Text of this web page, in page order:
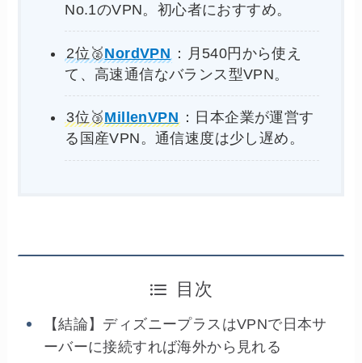
No.1のVPN。初心者におすすめ。
2位🥈NordVPN ：月540円から使え
て、高速通信なバランス型VPN。
3位🥉MillenVPN ：日本企業が運営す
る国産VPN。通信速度は少し遅め。
目次
【結論】ディズニープラスはVPNで日本サ
ーバーに接続すれば海外から見れる